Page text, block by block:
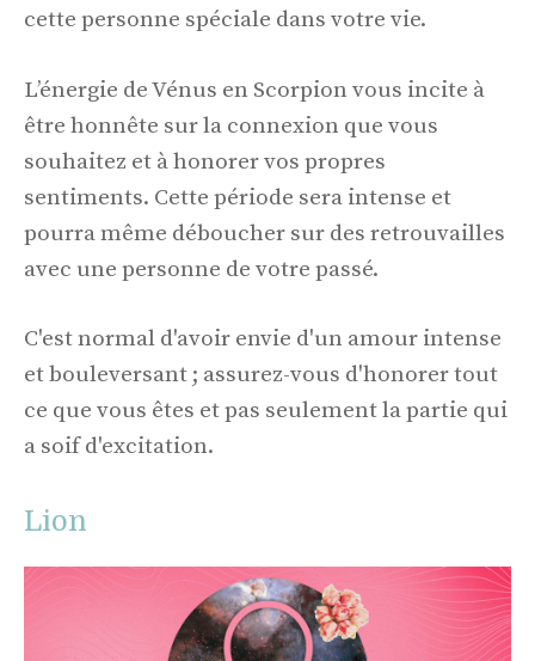
cette personne spéciale dans votre vie.
L’énergie de Vénus en Scorpion vous incite à
être honnête sur la connexion que vous
souhaitez et à honorer vos propres
sentiments. Cette période sera intense et
pourra même déboucher sur des retrouvailles
avec une personne de votre passé.
C'est normal d'avoir envie d'un amour intense
et bouleversant ; assurez-vous d'honorer tout
ce que vous êtes et pas seulement la partie qui
a soif d'excitation.
Lion